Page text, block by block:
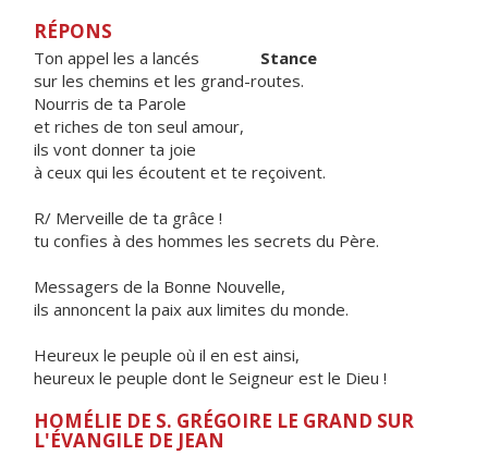
RÉPONS
Ton appel les a lancés Stance
sur les chemins et les grand-routes.
Nourris de ta Parole
et riches de ton seul amour,
ils vont donner ta joie
à ceux qui les écoutent et te reçoivent.
R/ Merveille de ta grâce !
tu confies à des hommes les secrets du Père.
Messagers de la Bonne Nouvelle,
ils annoncent la paix aux limites du monde.
Heureux le peuple où il en est ainsi,
heureux le peuple dont le Seigneur est le Dieu !
HOMÉLIE DE S. GRÉGOIRE LE GRAND SUR
L'ÉVANGILE DE JEAN